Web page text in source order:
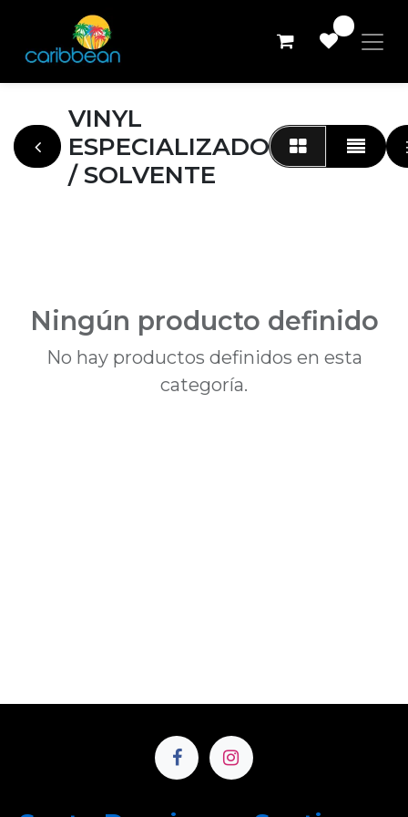
VINYL
ESPECIALIZADO
/ SOLVENTE
Ningún producto definido
No hay productos definidos en esta
categoría.